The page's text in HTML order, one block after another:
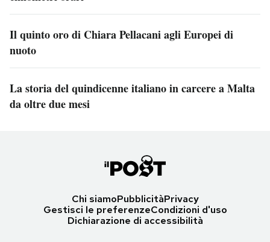
Il quinto oro di Chiara Pellacani agli Europei di
nuoto
La storia del quindicenne italiano in carcere a Malta
da oltre due mesi
Chi siamoPubblicitàPrivacy
Gestisci le preferenzeCondizioni d'uso
Dichiarazione di accessibilità